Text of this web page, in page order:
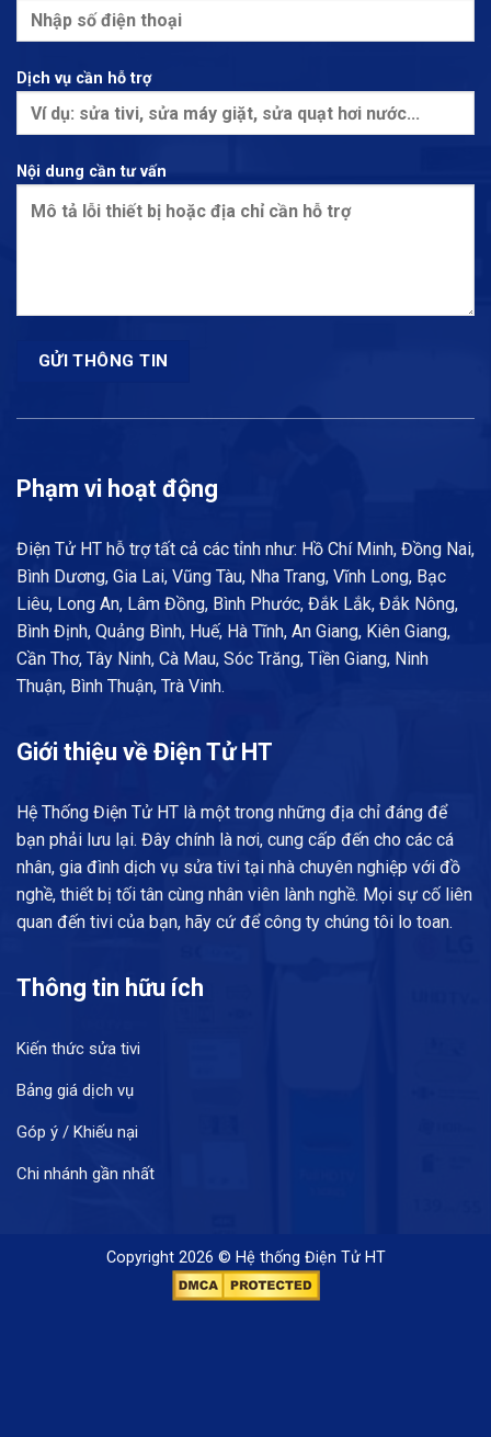
Dịch vụ cần hỗ trợ
Nội dung cần tư vấn
Phạm vi hoạt động
Điện Tử HT hỗ trợ tất cả các tỉnh như: Hồ Chí Minh, Đồng Nai,
Bình Dương, Gia Lai, Vũng Tàu, Nha Trang, Vĩnh Long, Bạc
Liêu, Long An, Lâm Đồng, Bình Phước, Đắk Lắk, Đắk Nông,
Bình Định, Quảng Bình, Huế, Hà Tĩnh, An Giang, Kiên Giang,
Cần Thơ, Tây Ninh, Cà Mau, Sóc Trăng, Tiền Giang, Ninh
Thuận, Bình Thuận, Trà Vinh.
Giới thiệu về Điện Tử HT
Hệ Thống Điện Tử HT là một trong những địa chỉ đáng để
bạn phải lưu lại. Đây chính là nơi, cung cấp đến cho các cá
nhân, gia đình dịch vụ sửa tivi tại nhà chuyên nghiệp với đồ
nghề, thiết bị tối tân cùng nhân viên lành nghề. Mọi sự cố liên
quan đến tivi của bạn, hãy cứ để công ty chúng tôi lo toan.
Thông tin hữu ích
Kiến thức sửa tivi
Bảng giá dịch vụ
Góp ý / Khiếu nại
Chi nhánh gần nhất
Copyright 2026 © Hệ thống Điện Tử HT